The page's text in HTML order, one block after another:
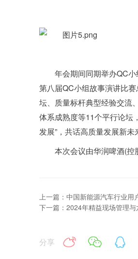
年会期间同期举办QC
第八届QC小组故事演讲比
坛、质量标杆典型经验交流
体系成熟度等11个平行论坛
发展”，共话高质量发展新未
本次会议由华润啤酒(控
上一篇：中国新能源汽车行业
下一篇：2024年精益现场管理
分享